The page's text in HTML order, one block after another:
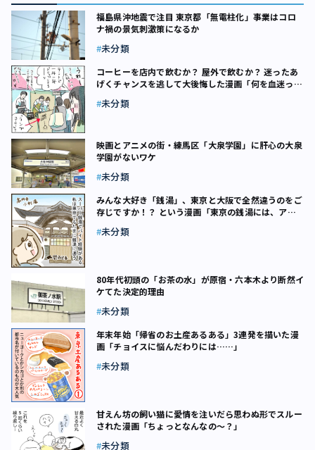
福島県沖地震で注目 東京都「無電柱化」事業はコロ
ナ禍の景気刺激策になるか
未分類
コーヒーを店内で飲むか？ 屋外で飲むか？ 迷ったあ
げくチャンスを逃して大後悔した漫画「何を血迷って
未分類
映画とアニメの街・練馬区「大泉学園」に肝心の大泉
学園がないワケ
未分類
みんな大好き「銭湯」、東京と大阪で全然違うのをご
存じですか！？ という漫画「東京の銭湯には、アレ
未分類
80年代初頭の「お茶の水」が原宿・六本木より断然イ
ケてた決定的理由
未分類
年末年始「帰省のお土産あるある」3連発を描いた漫
画「チョイスに悩んだわりには……」
未分類
甘えん坊の飼い猫に愛情を注いだら思わぬ形でスルー
された漫画「ちょっとなんなの～？」
未分類